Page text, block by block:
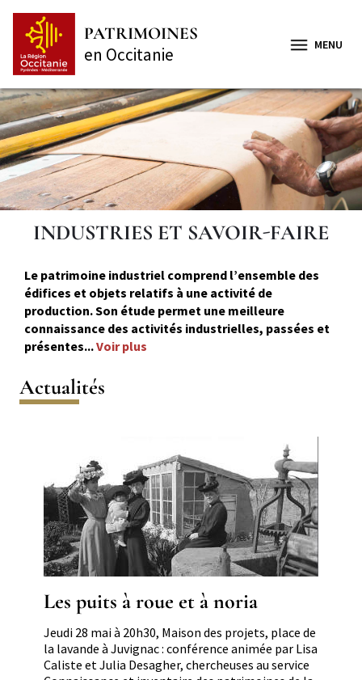
contenu
principal
PATRIMOINES
en Occitanie MENU
INDUSTRIES ET SAVOIR-FAIRE
Le patrimoine industriel comprend l’ensemble des
édifices et objets relatifs à une activité de
production. Son étude permet une meilleure
connaissance des activités industrielles, passées et
présentes...Voir plus
Actualités
Les puits à roue et à noria
Résumé
Jeudi 28 mai à 20h30, Maison des projets, place de
la lavande à Juvignac : conférence animée par Lisa
Caliste et Julia Desagher, chercheuses au service